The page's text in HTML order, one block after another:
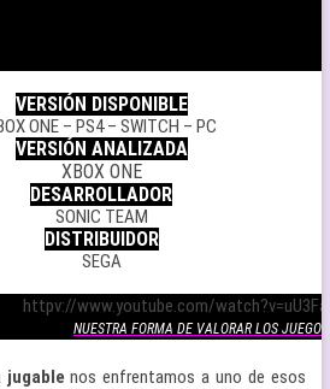
VERSIÓN DISPONIBLE
ONE – PS4 – SWITCH – PC
VERSIÓN ANALIZADA
XBOX ONE
DESARROLLADOR
SONIC TEAM
DISTRIBUIDOR
SEGA
httpv://www.youtube.com/
NUESTRA FORMA DE VALORAR LOS JUEGOS
nos enfrentamos a uno de esos